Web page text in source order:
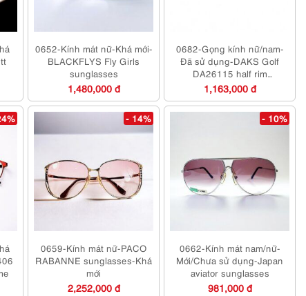
0652-Kính mát nữ-Khá mới-
BLACKFLYS Fly Girls
sunglasses
1,480,000 đ
0682-Gọng kính nữ/nam-
Đã sử dụng-DAKS Golf
DA26115 half rim
eyeglasses frame
1,163,000 đ
- 14%
0659-Kính mát nữ-PACO
RABANNE sunglasses-Khá
mới
2,252,000 đ
- 10%
0662-Kính mát nam/nữ-
Mới/Chưa sử dụng-Japan
aviator sunglasses
981,000 đ